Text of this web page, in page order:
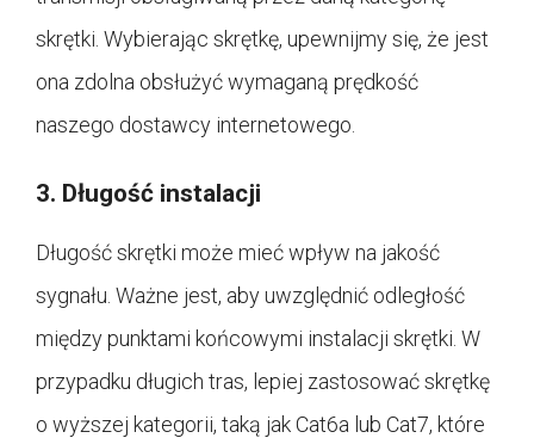
skrętki. Wybierając skrętkę, upewnijmy się, że jest
ona zdolna obsłużyć wymaganą prędkość
naszego dostawcy internetowego.
3. Długość instalacji
Długość skrętki może mieć wpływ na jakość
sygnału. Ważne jest, aby uwzględnić odległość
między punktami końcowymi instalacji skrętki. W
przypadku długich tras, lepiej zastosować skrętkę
o wyższej kategorii, taką jak Cat6a lub Cat7, które